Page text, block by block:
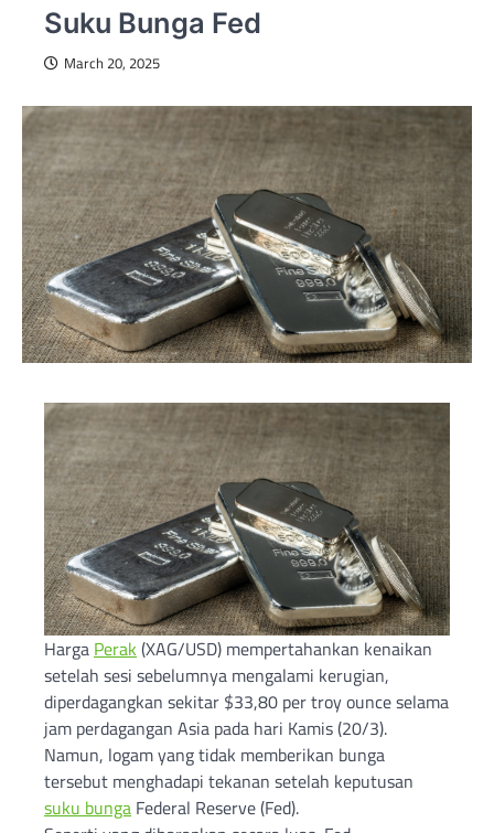
Suku Bunga Fed
March 20, 2025
Harga Perak (XAG/USD) mempertahankan kenaikan
setelah sesi sebelumnya mengalami kerugian,
diperdagangkan sekitar $33,80 per troy ounce selama
jam perdagangan Asia pada hari Kamis (20/3).
Namun, logam yang tidak memberikan bunga
tersebut menghadapi tekanan setelah keputusan
suku bunga Federal Reserve (Fed).